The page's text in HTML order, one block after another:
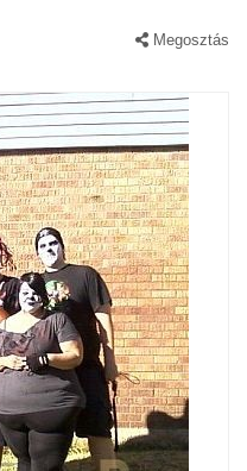
Megosztás